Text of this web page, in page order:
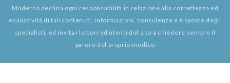
Moderna declina ogni responsabilità in relazione alla correttezza ed
esaustività di tali contenuti, informazioni, consulenze e risposte degli
specialisti, ed invita i lettori ed utenti del sito a chiedere sempre il
parere del proprio medico